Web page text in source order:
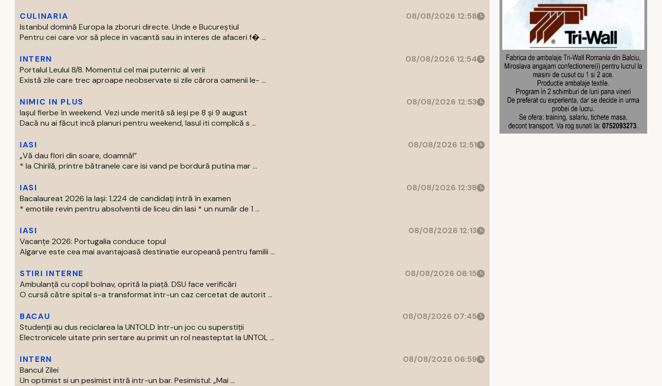
CULINARIA
08/08/2026 12:58
Istanbul domină Europa la zboruri directe. Unde e Bucureștiul
Pentru cei care vor să plece in vacantă sau in interes de afaceri f� ...
INTERN
08/08/2026 12:54
Portalul Leului 8/8. Momentul cel mai puternic al verii
Există zile care trec aproape neobservate si zile cărora oamenii le- ...
NIMIC IN PLUS
08/08/2026 12:53
Iașul fierbe în weekend. Vezi unde merită să ieși pe 8 și 9 august
Dacă nu ai făcut incă planuri pentru weekend, Iasul iti complică s ...
IASI
08/08/2026 12:51
„Vă dau flori din soare, doamnă!”
* la Chirilă, printre bătranele care isi vand pe bordură putina mar ...
IASI
08/08/2026 12:38
Bacalaureat 2026 la Iași: 1.224 de candidați intră în examen
* emotiile revin pentru absolventii de liceu din Iasi * un număr de 1 ...
IASI
08/08/2026 12:13
Vacanțe 2026: Portugalia conduce topul
Algarve este cea mai avantajoasă destinatie europeană pentru familii ...
STIRI INTERNE
08/08/2026 08:15
Ambulanță cu copil bolnav, oprită la piață. DSU face verificări
O cursă către spital s-a transformat intr-un caz cercetat de autorit ...
BACAU
08/08/2026 07:45
Studenții au dus reciclarea la UNTOLD într-un joc cu superstiții
Electronicele uitate prin sertare au primit un rol neasteptat la UNTOL ...
INTERN
08/08/2026 06:59
Bancul Zilei
Un optimist si un pesimist intră intr-un bar. Pesimistul: „Mai ...